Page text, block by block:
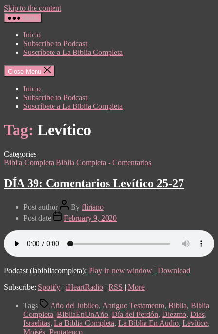
Skip to the content
Menu
Inicio
Subscribe to Podcast
Suscríbete a La Biblia Completa
Close Menu
Inicio
Subscribe to Podcast
Suscríbete a La Biblia Completa
Tag: Levítico
Categories
Biblia Completa Biblia Completa - Comentarios
DÍA 39: Comentarios Levítico 25-27
Post author By fliriano
Post date
February 9, 2020
Podcast (labibliacompleta): Play in new window | Download
Subscribe: Spotify | iHeartRadio | RSS | More
Tags Año del Jubileo, Antiguo Testamento, Biblia, Biblia
Completa, BIbliaEnUnAño, Día del Perdón, Diezmo, Dios,
Israelitas, La Biblia Completa, La Biblia En Audio, Levítico,
Moisés, Pentateuco